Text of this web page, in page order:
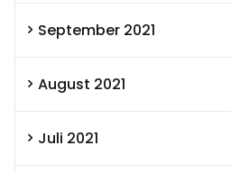
September 2021
August 2021
Juli 2021